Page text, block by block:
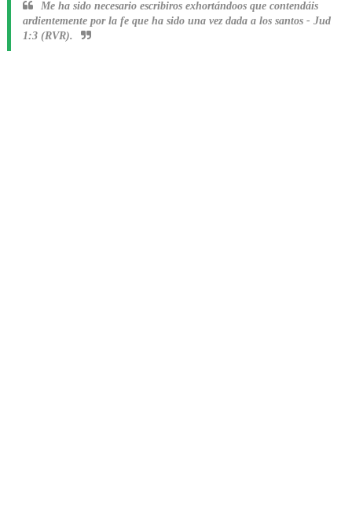
Me ha sido necesario escribiros exhortándoos que contendáis
ardientemente por la fe que ha sido una vez dada a los santos - Jud
1:3 (RVR).